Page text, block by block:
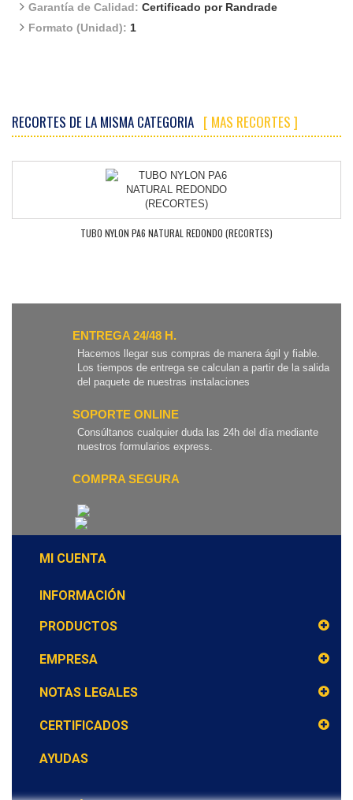
Garantía de Calidad: Certificado por Randrade
Formato (Unidad): 1
RECORTES DE LA MISMA CATEGORIA [ MAS RECORTES ]
TUBO NYLON PA6 NATURAL REDONDO (RECORTES)
ENTREGA 24/48 H.
Hacemos llegar sus compras de manera ágil y fiable.
Los tiempos de entrega se calculan a partir de la salida
del paquete de nuestras instalaciones
SOPORTE ONLINE
Consúltanos cualquier duda las 24h del día mediante
nuestros formularios express.
COMPRA SEGURA
MI CUENTA
INFORMACIÓN
PRODUCTOS
EMPRESA
NOTAS LEGALES
CERTIFICADOS
AYUDAS